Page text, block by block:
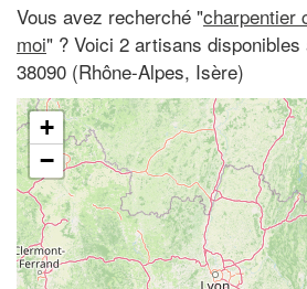
Vous avez recherché "charpentier
moi" ? Voici 2 artisans disponibles
38090 (Rhône-Alpes, Isère)
+
−